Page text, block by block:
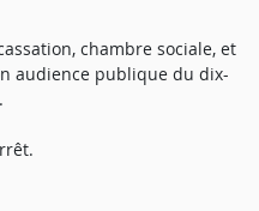
chambre sociale, et
audience publique du dix-